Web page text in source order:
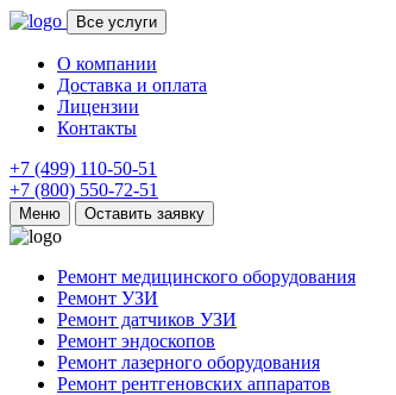
Все услуги
О компании
Доставка и оплата
Лицензии
Контакты
+7 (499) 110-50-51
+7 (800) 550-72-51
Меню Оставить заявку
Ремонт медицинского оборудования
Ремонт УЗИ
Ремонт датчиков УЗИ
Ремонт эндоскопов
Ремонт лазерного оборудования
Ремонт рентгеновских аппаратов